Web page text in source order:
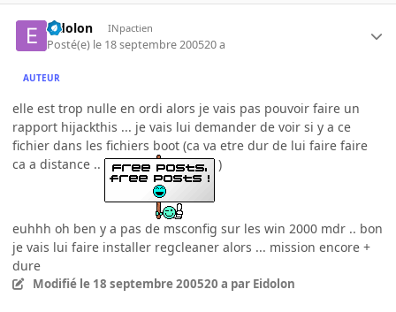
Eidolon INpactien
Posté(e) le 18 septembre 200520 a
AUTEUR
elle est trop nulle en ordi alors je vais pas pouvoir faire un
rapport hijackthis ... je vais lui demander de voir si y a ce
fichier dans les fichiers boot (ca va etre dur de lui faire faire
ca a distance ..
)
euhhh oh ben y a pas de msconfig sur les win 2000 mdr .. bon
je vais lui faire installer regcleaner alors ... mission encore +
dure
Modifié le 18 septembre 200520 a par Eidolon